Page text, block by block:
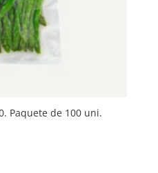
Paquete de 100 uni.